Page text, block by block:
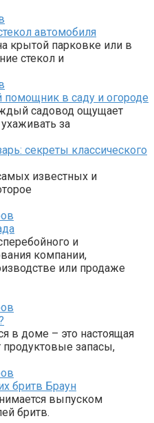
автомобиля
крытой парковке или в
стекол и
в саду и огороде
садовод ощущает
за
секреты классического
известных и
и
компании,
или продаже
доме – это настоящая
продуктовые запасы,
бритв Браун
выпуском
бритв.